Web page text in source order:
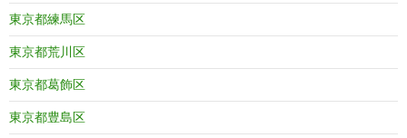
東京都練馬区
東京都荒川区
東京都葛飾区
東京都豊島区